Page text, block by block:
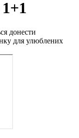
донести
для улюблених